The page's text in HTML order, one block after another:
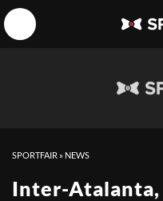
SPORTFAIR » NEWS
Inter-Atalanta,